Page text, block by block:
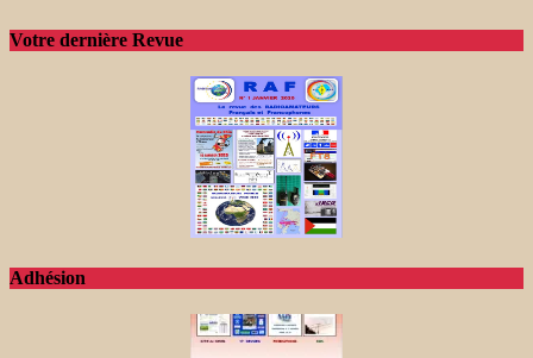
Votre dernière Revue
Adhésion